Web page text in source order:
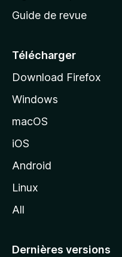
c
e
l
d
o
z
l
Guide de revue
Télécharger
Download Firefox
Windows
macOS
iOS
Android
Linux
All
Dernières versions